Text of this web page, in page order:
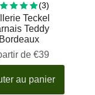
(3)
Teckel
Teddy
Bordeaux
de €39
au panier